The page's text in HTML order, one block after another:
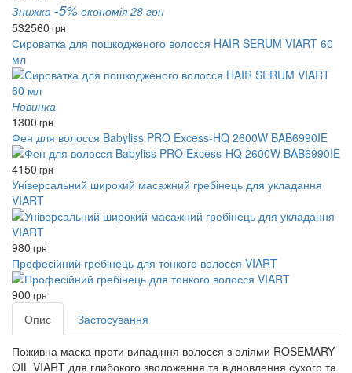
Знижка -5% економія 28 грн
532560 грн
Сироватка для пошкодженого волосся HAIR SERUM VIART 60
мл
Новинка
1300 грн
Фен для волосся Babyliss PRO Excess-HQ 2600W BAB6990IE
4150 грн
Універсальний широкий масажний гребінець для укладання
VIART
980 грн
Професійний гребінець для тонкого волосся VIART
900 грн
Опис Застосування
Поживна маска проти випадіння волосся з оліями ROSEMARY
OIL VIART для глибокого зволоження та відновлення сухого та